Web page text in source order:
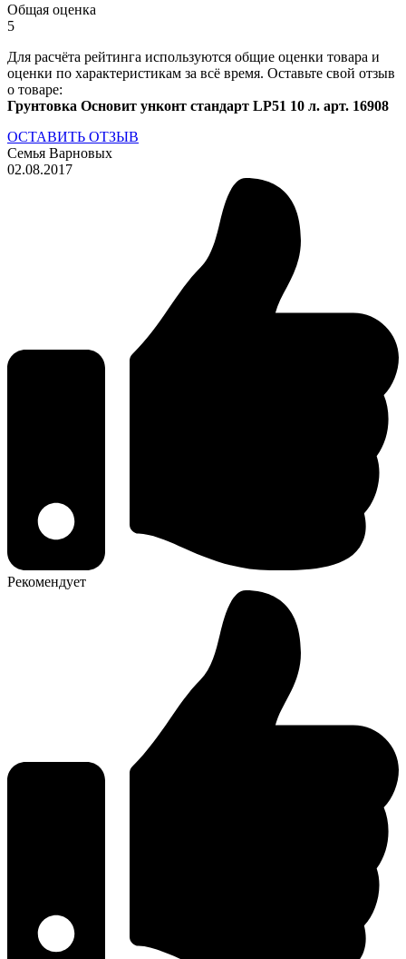
Общая оценка
5
Для расчёта рейтинга используются общие оценки товара и
оценки по характеристикам за всё время. Оставьте свой отзыв
о товаре:
Грунтовка Основит унконт стандарт LP51 10 л. арт. 16908
ОСТАВИТЬ ОТЗЫВ
Семья Варновых
02.08.2017
Рекомендует